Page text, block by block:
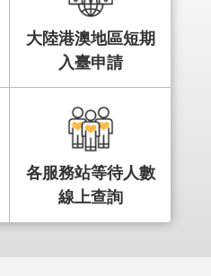
大陸港澳地區短期
入臺申請
各服務站等待人數
線上查詢